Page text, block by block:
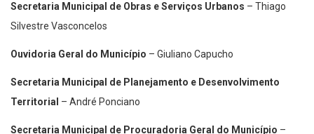
Secretaria Municipal de Obras e Serviços Urbanos – Thiago
Silvestre Vasconcelos
Ouvidoria Geral do Município – Giuliano Capucho
Secretaria Municipal de Planejamento e Desenvolvimento
Territorial – André Ponciano
Secretaria Municipal de Procuradoria Geral do Município –